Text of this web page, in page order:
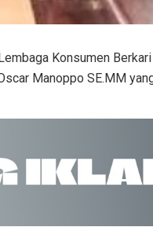
Konsumen
Manoppo SE.MM